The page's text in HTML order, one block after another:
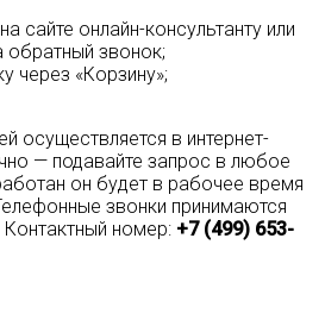
сайте онлайн-консультанту или
обратный звонок;
через «Корзину»;
осуществляется в интернет-
— подавайте запрос в любое
он будет в рабочее время
звонки принимаются
номер: +7 (499) 653-